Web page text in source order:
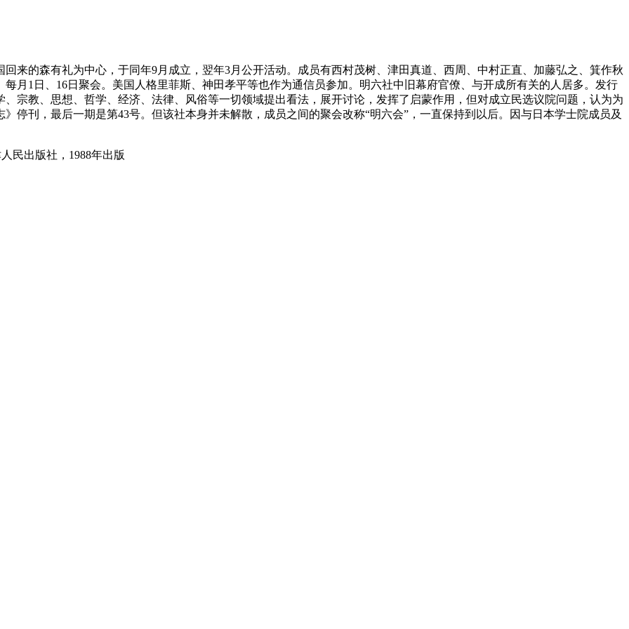
来的森有礼为中心，于同年9月成立，翌年3月公开活动。成员有西村茂树、津田真道、西周、中村正直、加藤弘之、箕作秋
月1日、16日聚会。美国人格里菲斯、神田孝平等也作为通信员参加。明六社中旧幕府官僚、与开成所有关的人居多。发行
宗教、思想、哲学、经济、法律、风俗等一切领域提出看法，展开讨论，发挥了启蒙作用，但对成立民选议院问题，认为为
停刊，最后一期是第43号。但该社本身并未解散，成员之间的聚会改称“明六会”，一直保持到以后。因与日本学士院成员及
民出版社，1988年出版